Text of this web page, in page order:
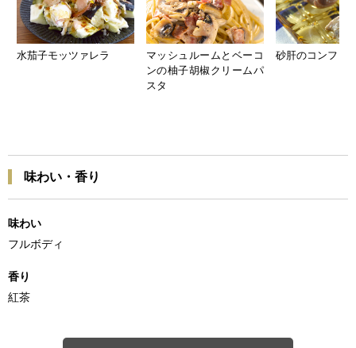
水茄子モッツァレラ
マッシュルームとベーコ
ンの柚子胡椒クリームパ
スタ
砂肝のコンフィ
味わい・香り
味わい
フルボディ
香り
紅茶